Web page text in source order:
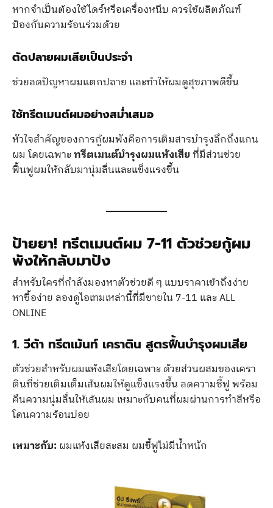
หากจำเป็นต้องใช้ไดร์หรือเครื่องหนีบ ควรใช้ผลิตภัณฑ์
ป้องกันความร้อนร่วมด้วย
ตัดปลายผมเสียเป็นประจำ
ช่วยลดปัญหาผมแตกปลาย และทำให้ผมดูสุขภาพดีขึ้น
ใช้ทรีตเมนต์ผมอย่างสม่ำเสมอ
หัวใจสำคัญของการกู้ผมพังคือการเติมสารบำรุงลึกถึงแกน
ผม โดยเฉพาะทรีตเมนต์บำรุงผมแห้งเสียที่มีส่วนช่วย
ฟื้นฟูผมให้กลับมานุ่มลื่นและแข็งแรงขึ้น
ป้ายยา! ทรีตเมนต์ผม 7-11 ตัวช่วยกู้ผม
พังให้กลับมาปัง
สำหรับใครที่กำลังมองหาตัวช่วยดี ๆ แบบราคาเข้าถึงง่าย
หาซื้อง่าย ลองดูไอเทมเหล่านี้ที่มีขายใน 7-11 และ ALL
ONLINE
1. วีต้า ทรีตเม้นท์ เคราติน สูตรฟื้นบำรุงผมเสีย
ตัวช่วยสำหรับผมแห้งเสียโดยเฉพาะ ด้วยส่วนผสมของเครา
ตินที่ช่วยเติมเต็มเส้นผมให้ดูแข็งแรงขึ้น ลดความชี้ฟู พร้อม
คืนความนุ่มลื่นให้เส้นผม เหมาะกับคนที่ผมผ่านการทำสีหรือ
โดนความร้อนบ่อย
เหมาะกับ: ผมแห้งเสียสะสม ผมชี้ฟูไม่มีน้ำหนัก